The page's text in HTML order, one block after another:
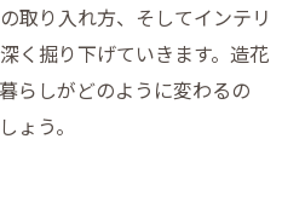
取り入れ方、そしてインテリ
く掘り下げていきます。造花
らしがどのように変わるの
ょう。